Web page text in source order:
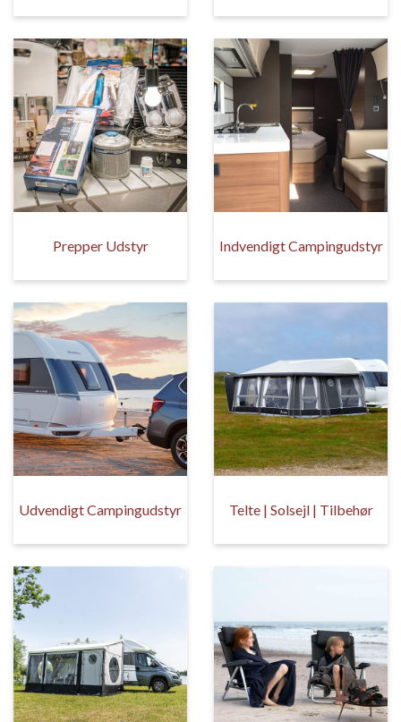
Prepper Udstyr Indvendigt Campingudstyr
Udvendigt Campingudstyr Telte | Solsejl | Tilbehør